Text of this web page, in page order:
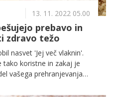
13. 11. 2022 05.00
prebavo in
zdravo težo
nasvet 'Jej več vlaknin'.
tako koristne in zakaj je
vašega prehranjevanja?
kako jih dodati obrokom